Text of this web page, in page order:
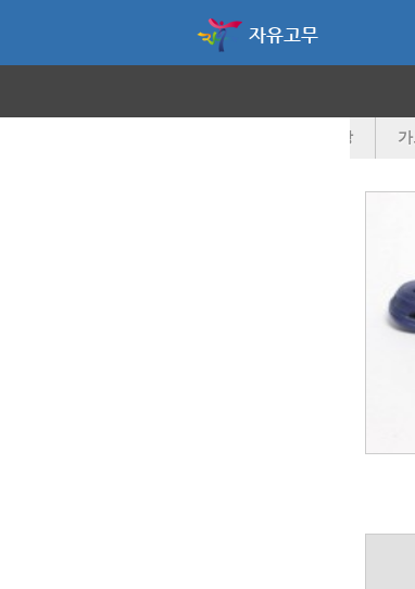
자유고무
아방 가